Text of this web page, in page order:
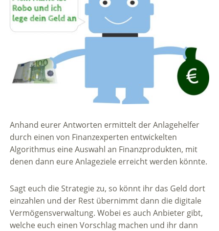
Anhand eurer Antworten ermittelt der Anlagehelfer
durch einen von Finanzexperten entwickelten
Algorithmus eine Auswahl an Finanzprodukten, mit
denen dann eure Anlageziele erreicht werden könnte.
Sagt euch die Strategie zu, so könnt ihr das Geld dort
einzahlen und der Rest übernimmt dann die digitale
Vermögensverwaltung. Wobei es auch Anbieter gibt,
welche euch einen Vorschlag machen und ihr dann